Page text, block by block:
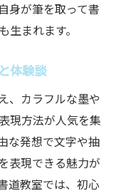
文化体験の魅
を楽しむ方法
める日本文化
書道教室の探
効果に注目
選び方
身が筆を取って書
まれます。
体験談
、カラフルな墨や
現方法が人気を集
な発想で文字や抽
表現できる魅力が
道教室では、初心